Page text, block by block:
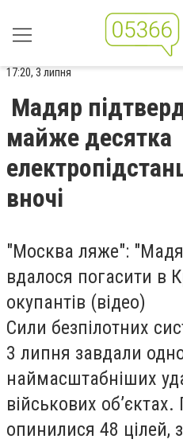
17:20, 3 липня
Мадяр
майже десятка
вночі
"Москва ляже":
вдалося погасити в
окупантів (відео)
Сили безпілотних
3 липня завдали
наймасштабніших
військових
опинилися 48 цілей,